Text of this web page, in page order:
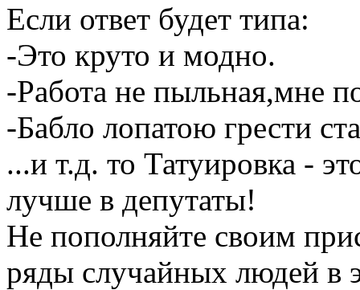
Если ответ будет типа:
-Это круто и модно.
-Работа не пыльная,мне
-Бабло лопатою грести
...и т.д. то Татуировка -
лучше в депутаты!
Не пополняйте своим
ряды случайных людей в